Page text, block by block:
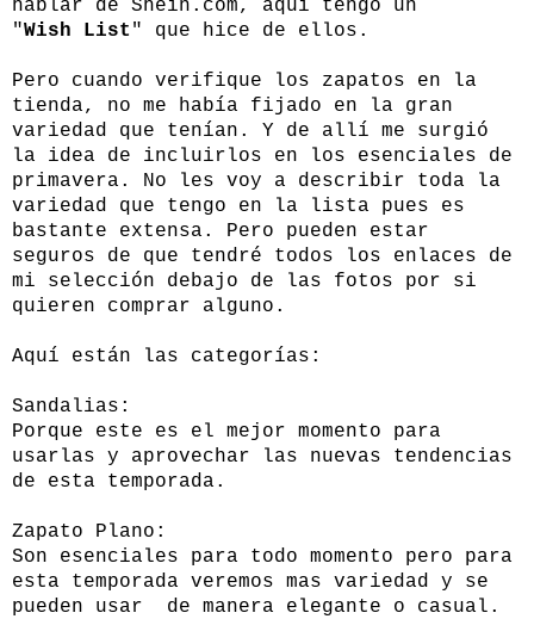
hablar de Shein.com, aquí tengo un
"Wish List " que hice de ellos.
Pero cuando verifique los zapatos en la
tienda, no me había fijado en la gran
variedad que tenían. Y de allí me surgió
la idea de incluirlos en los esenciales de
primavera. No les voy a describir toda la
variedad que tengo en la lista pues es
bastante extensa. Pero pueden estar
seguros de que tendré todos los enlaces de
mi selección debajo de las fotos por si
quieren comprar alguno.
Aquí están las categorías:
Sandalias:
Porque este es el mejor momento para
usarlas y aprovechar las nuevas tendencias
de esta temporada.
Zapato Plano:
Son esenciales para todo momento pero para
esta temporada veremos mas variedad y se
pueden usar de manera elegante o casual.